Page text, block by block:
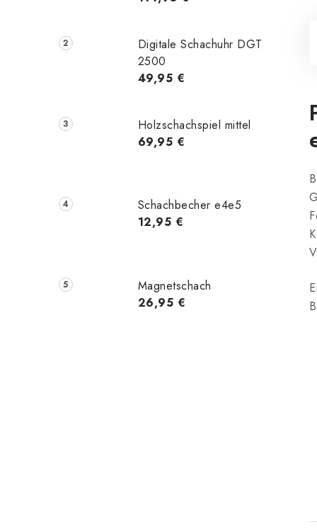
Digitale Schachuhr DGT
2500
49,95 €
Holzschachspiel mittel
69,95 €
Schachbecher e4e5
12,95 €
Magnetschach
26,95 €